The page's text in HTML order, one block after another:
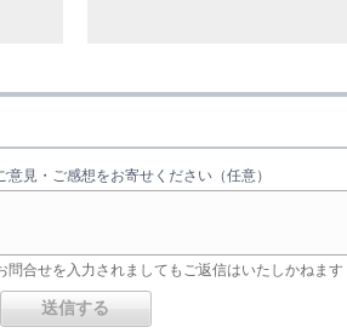
意見・ご感想をお寄せください（任意）
問合せを入力されましてもご返信はいたしかねます